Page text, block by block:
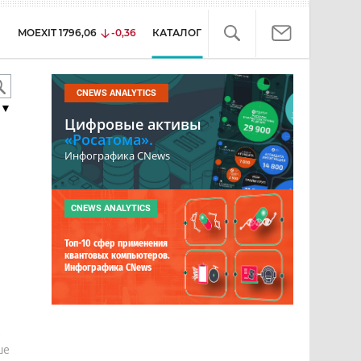
MOEXIT 1796,06 -0,36 КАТАЛОГ
▼
CNEWS ANALYTICS
Цифровые активы
«Росатома».
Инфографика CNews
CNEWS ANALYTICS
Топ-10 сфер применения
квантовых компьютеров.
Инфографика CNews